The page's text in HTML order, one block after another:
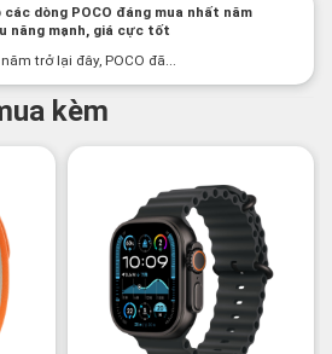
các dòng POCO đáng mua nhất năm
năng mạnh, giá cực tốt
trở lại đây, POCO đã...
kèm